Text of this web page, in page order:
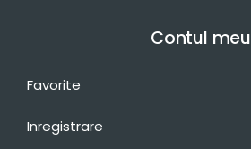
Contul meu
Favorite
Inregistrare